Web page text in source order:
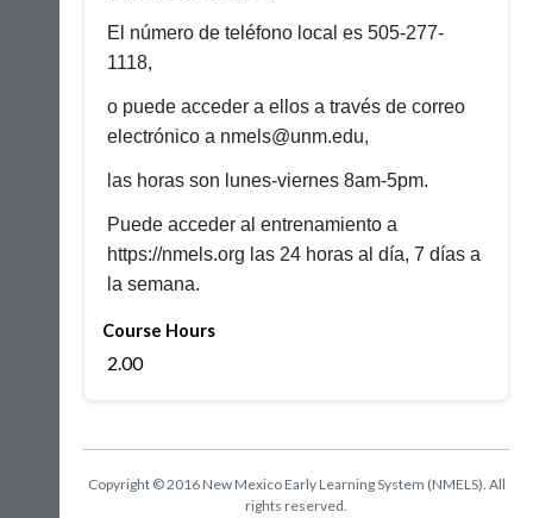
El número de teléfono local es 505-277-
1118,
o puede acceder a ellos a través de correo
electrónico a nmels@unm.edu,
las horas son lunes-viernes 8am-5pm.
Puede acceder al entrenamiento a
https://nmels.org las 24 horas al día, 7 días a
la semana.
Course Hours
2.00
Copyright © 2016 New Mexico Early Learning System (NMELS). All
rights reserved.